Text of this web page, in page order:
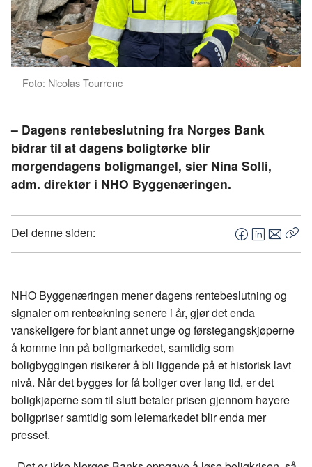
Foto: Nicolas Tourrenc
– Dagens rentebeslutning fra Norges Bank
bidrar til at dagens boligtørke blir
morgendagens boligmangel, sier Nina Solli,
adm. direktør i NHO Byggenæringen.
Del denne siden:
F
a
e
b
o
k
L
i
k
e
d
E
-
o
t
NHO Byggenæringen mener dagens rentebeslutning og
signaler om renteøkning senere i år, gjør det enda
vanskeligere for blant annet unge og førstegangskjøperne
å komme inn på boligmarkedet, samtidig som
boligbyggingen risikerer å bli liggende på et historisk lavt
nivå. Når det bygges for få boliger over lang tid, er det
boligkjøperne som til slutt betaler prisen gjennom høyere
boligpriser samtidig som leiemarkedet blir enda mer
presset.